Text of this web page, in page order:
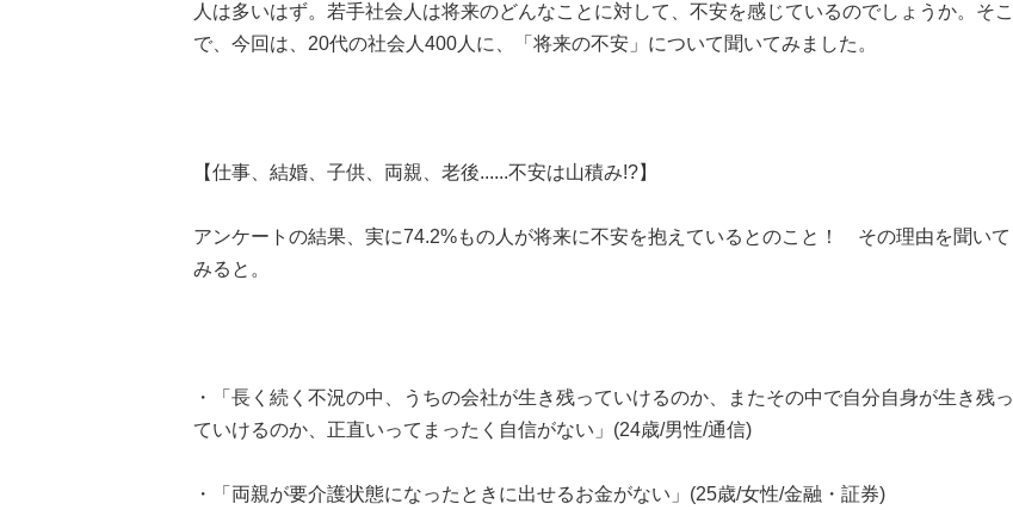
人は多いはず。若手社会人は将来のどんなことに対して、不安を感じているのでしょうか。そこ
で、今回は、20代の社会人400人に、「将来の不安」について聞いてみました。
【仕事、結婚、子供、両親、老後......不安は山積み!?】
アンケートの結果、実に74.2%もの人が将来に不安を抱えているとのこと！ その理由を聞いて
みると。
・「長く続く不況の中、うちの会社が生き残っていけるのか、またその中で自分自身が生き残っ
ていけるのか、正直いってまったく自信がない」(24歳/男性/通信)
・「両親が要介護状態になったときに出せるお金がない」(25歳/女性/金融・証券)